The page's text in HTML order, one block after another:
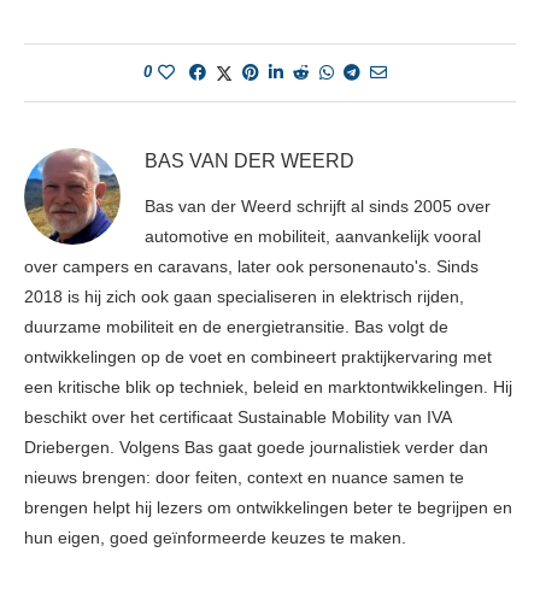
0
BAS VAN DER WEERD
Bas van der Weerd schrijft al sinds 2005 over
automotive en mobiliteit, aanvankelijk vooral
over campers en caravans, later ook personenauto's. Sinds
2018 is hij zich ook gaan specialiseren in elektrisch rijden,
duurzame mobiliteit en de energietransitie. Bas volgt de
ontwikkelingen op de voet en combineert praktijkervaring met
een kritische blik op techniek, beleid en marktontwikkelingen. Hij
beschikt over het certificaat Sustainable Mobility van IVA
Driebergen. Volgens Bas gaat goede journalistiek verder dan
nieuws brengen: door feiten, context en nuance samen te
brengen helpt hij lezers om ontwikkelingen beter te begrijpen en
hun eigen, goed geïnformeerde keuzes te maken.